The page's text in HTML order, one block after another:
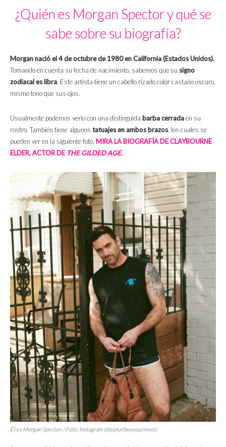
¿Quién es Morgan Spector y qué se
sabe sobre su biografía?
Morgan nació el 4 de octubre de 1980 en California (Estados Unidos).
Tomando en cuenta su fecha de nacimiento, sabemos que su signo
zodiacal es libra. Este artista tiene un cabello rizado color castaño oscuro,
mismo tono que sus ojos.
Usualmente podemos verlo con una distinguida barba cerradaen su
rostro. También tiene algunos tatuajes en ambos brazos, los cuales se
pueden ver en la siguiente foto. MIRA LA BIOGRAFÍA DE CLAYBOURNE
ELDER, ACTOR DE THE GILDED AGE.
Él es Morgan Spector. / Foto: Instagram (@epluribusyourmom)